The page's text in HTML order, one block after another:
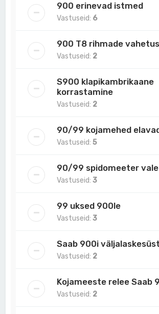
900 erinevad istmed
Vastuseid: 6
900 T8 rihmade vahetus
Vastuseid: 2
S900 klapikambrikaane
korrastamine
Vastuseid: 2
90/99 kojamehed
Vastuseid:5
90/99 spidomeeter
Vastuseid:3
99 uksed 900le
Vastuseid:3
Saab 900i
Vastuseid: 2
Kojameeste relee Saab
Vastuseid: 2